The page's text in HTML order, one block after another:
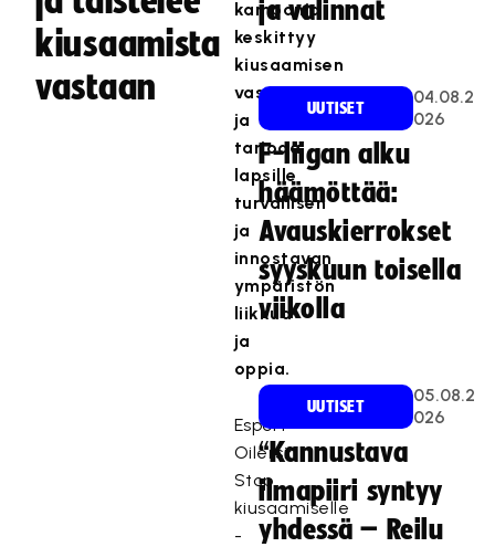
kiusaamista
vastaan
kampanja
keskittyy
kiusaamisen
vastustamiseen
ja
tarjoaa
lapsille
turvallisen
ja
innostavan
ympäristön
liikkua
ja
oppia.
Esport
Oilersin
Stop
kiusaamiselle
-
ja valinnat
UUTISET
04.08.2
026
F-liigan alku
häämöttää:
Avauskierrokset
syyskuun toisella
viikolla
UUTISET
05.08.2
026
“Kannustava
ilmapiiri syntyy
yhdessä – Reilu